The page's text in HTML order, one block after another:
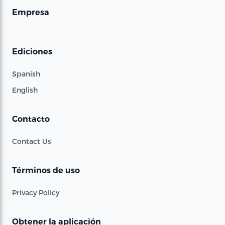
Empresa
Ediciones
Spanish
English
Contacto
Contact Us
Términos de uso
Privacy Policy
Obtener la aplicación